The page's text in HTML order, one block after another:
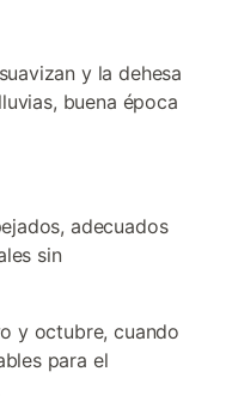
y la dehesa
buena época
adecuados
sin
y octubre, cuando
para el